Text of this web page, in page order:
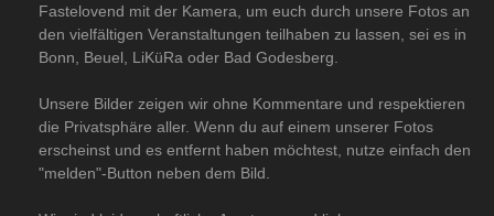
Fastelovend mit der Kamera, um euch durch unsere Fotos an
den vielfältigen Veranstaltungen teilhaben zu lassen, sei es in
Bonn, Beuel, LiKüRa oder Bad Godesberg.
Unsere Bilder zeigen wir ohne Kommentare und respektieren
die Privatsphäre aller. Wenn du auf einem unserer Fotos
erscheinst und es entfernt haben möchtest, nutze einfach den
"melden"-Button neben dem Bild.